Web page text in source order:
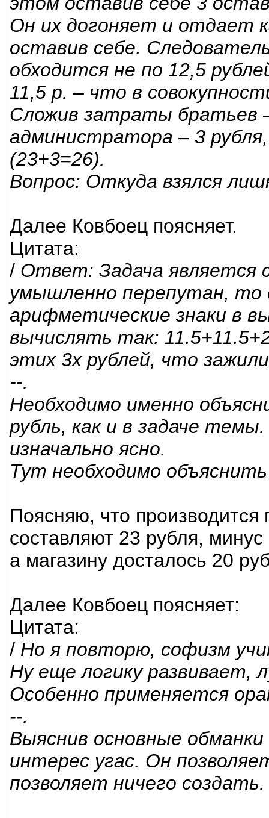
Он их догоняет и отдает
оставив себе.
обходится не по 12,5
11,5 р. – что в
Сложив затраты братьев
администратора – 3
(23+3=26).
Вопрос: Откуда взялся
Далее Ковбоец поясняет.
Цитата:
/ Ответ: Задача является
умышленно перепутан, то
арифметические знаки в
вычислять так:
этих 3х рублей, что
--.
Необходимо именно
рубль, как и в задаче
изначально ясно.
Тут необходимо
Поясняю, что
составляют 23 рубля,
а магазину досталось 20
Далее Ковбоец поясняет:
Цитата:
/ Но я повторю, софизм
Ну еще логику
Особенно применяется
--.
Выяснив основные
интерес угас. Он
позволяет ничего создать.